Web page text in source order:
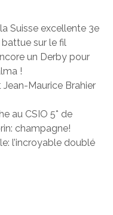
Suisse excellente 3e
battue sur le fil
un Derby pour
!
Maurice Brahier
au CSIO 5* de
champagne!
l’incroyable doublé